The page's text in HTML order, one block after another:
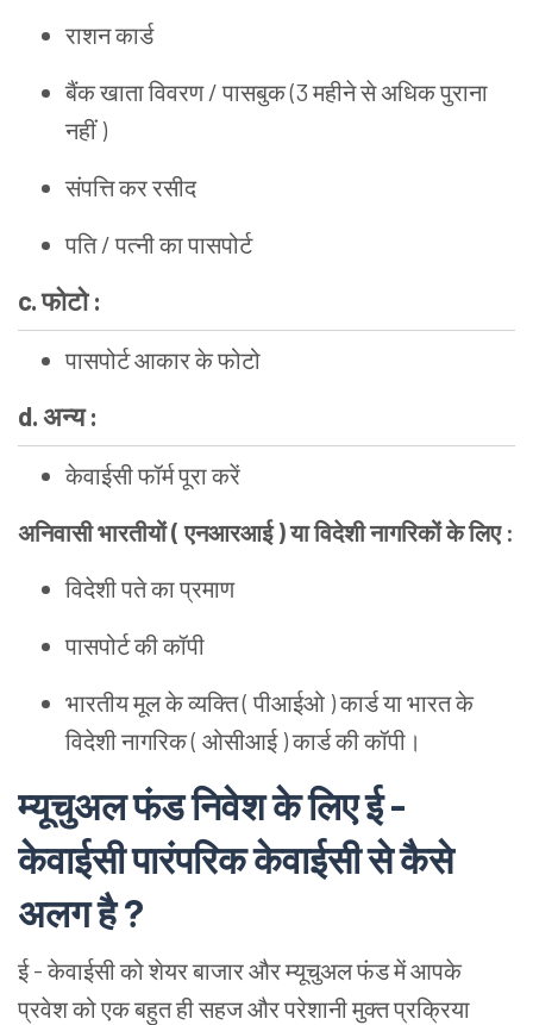
राशन कार्ड
बैंक खाता विवरण / पासबुक (3 महीने से अधिक पुराना
नहीं )
संपत्ति कर रसीद
पति / पत्नी का पासपोर्ट
c. फोटो :
पासपोर्ट आकार के फोटो
d. अन्य :
केवाईसी फॉर्म पूरा करें
अनिवासी भारतीयों ( एनआरआई ) या विदेशी नागरिकों के लिए :
विदेशी पते का प्रमाण
पासपोर्ट की कॉपी
भारतीय मूल के व्यक्ति ( पीआईओ ) कार्ड या भारत के
विदेशी नागरिक ( ओसीआई ) कार्ड की कॉपी।
म्यूचुअल फंड निवेश के लिए ई -
केवाईसी पारंपरिक केवाईसी से कैसे
अलग है ?
ई - केवाईसी को शेयर बाजार और म्यूचुअल फंड में आपके
प्रवेश को एक बहुत ही सहज और परेशानी मुक्त प्रक्रिया